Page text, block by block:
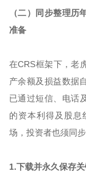
（二）同步整理
准备
在CRS框架下，老
产余额及损益数据
已通过短信、电话
的资本利得及股息
场，投资者也须同
1.下载并永久保存